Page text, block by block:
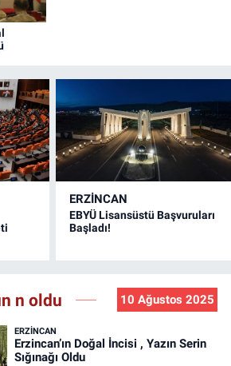
ERZINCAN
EBYÜ Lisansüstü Başvuruları
Başladı!
n oldu 10 Ağustos 2025
ERZINCAN
Erzincan’ın Doğal İncisi , Yazın Serin
Sığınağı Oldu